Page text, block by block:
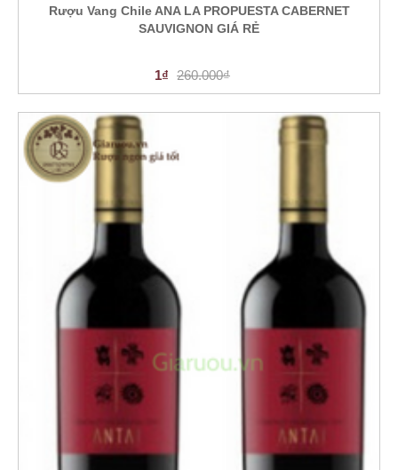
Rượu Vang Chile ANA LA PROPUESTA CABERNET
SAUVIGNON GIÁ RẺ
1₫ 260.000₫